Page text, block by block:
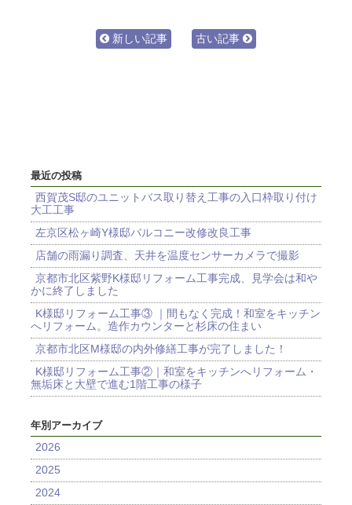
新しい記事 古い記事
最近の投稿
西賀茂S邸のユニットバス取り替え工事の入口枠取り付け
大工工事
左京区松ヶ崎Y様邸バルコニー改修改良工事
店舗の雨漏り調査、天井を温度センサーカメラで撮影
京都市北区紫野K様邸リフォーム工事完成、見学会は和や
かに終了しました
K様邸リフォーム工事③ ｜間もなく完成！和室をキッチン
へリフォーム。造作カウンターと杉床の住まい
京都市北区M様邸の内外修繕工事が完了しました！
K様邸リフォーム工事②｜和室をキッチンへリフォーム・
無垢床と大壁で進む1階工事の様子
年別アーカイブ
2026
2025
2024